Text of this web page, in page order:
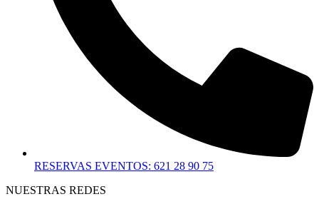
RESERVAS EVENTOS: 621 28 90 75
NUESTRAS REDES